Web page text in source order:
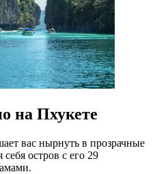
на Пхукете
вас нырнуть в прозрачные
остров с его 29